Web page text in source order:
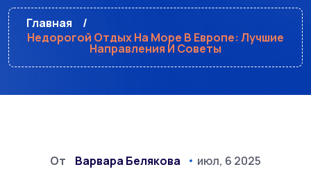
Главная
Недорогой Отдых На Море В Европе: Лучшие
Направления И Советы
От Варвара Белякова июл, 6 2025